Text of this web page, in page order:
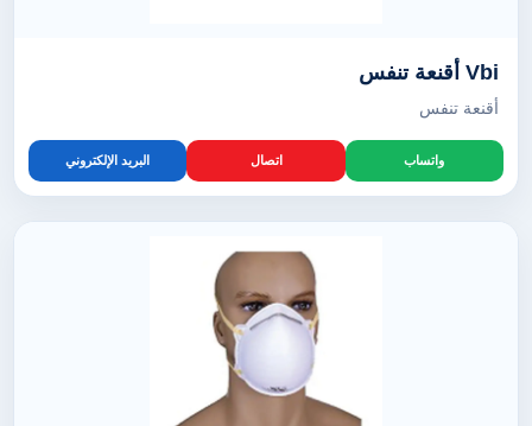
Vbi أقنعة تنفس
أقنعة تنفس
واتساب اتصال البريد الإلكتروني